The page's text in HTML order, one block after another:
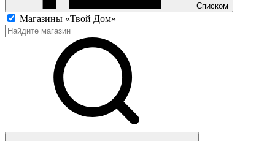
Списком
Магазины «Твой Дом»